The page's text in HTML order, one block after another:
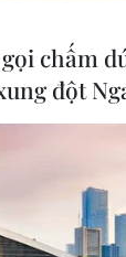
chấm
đột